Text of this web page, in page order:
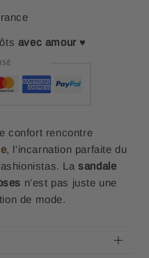
avec amour ♥
confort rencontre
, l'incarnation parfaite du
Lasandale
n'est pas juste une
de mode.